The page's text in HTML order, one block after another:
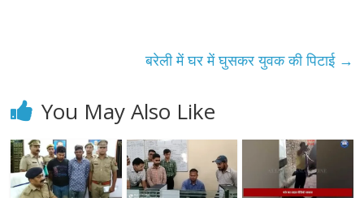
बरेली में घर में घुसकर युवक की पिटाई →
You May Also Like